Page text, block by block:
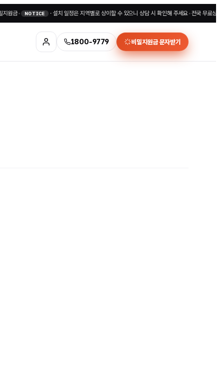
NOTICE ·설치 일정은 지역별로 상이할 수 있으니 상담 시 확인해 주세요• 전국 무료상담
1800-9779 비밀지원금 문자받기